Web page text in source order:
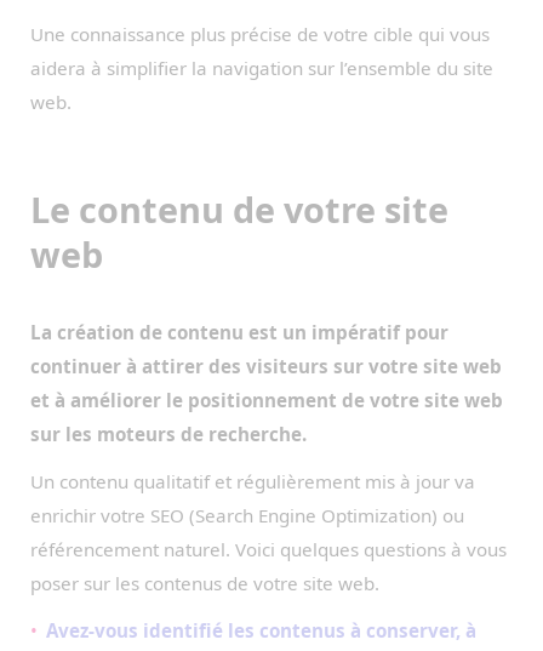
Une connaissance plus précise de votre cible qui vous
aidera à simplifier la navigation sur l’ensemble du site
web.
Le contenu de votre site
web
La création de contenu est un impératif pour
continuer à attirer des visiteurs sur votre site web
et à améliorer le positionnement de votre site web
sur les moteurs de recherche.
Un contenu qualitatif et régulièrement mis à jour va
enrichir votre SEO (Search Engine Optimization) ou
référencement naturel. Voici quelques questions à vous
poser sur les contenus de votre site web.
Avez-vous identifié les contenus à conserver, à